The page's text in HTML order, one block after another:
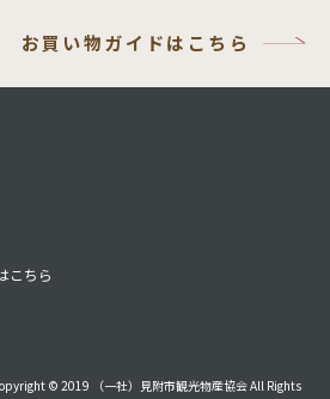
お買い物ガイドはこちら
こちら
© 2019 （一社）見附市観光物産協会 All Rights